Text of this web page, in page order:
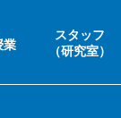
業
スタッフ
（研究室）